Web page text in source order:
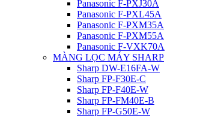
Panasonic F-PXJ30A
Panasonic F-PXL45A
Panasonic F-PXM35A
Panasonic F-PXM55A
Panasonic F-VXK70A
MÀNG LỌC MÁY SHARP
Sharp DW-E16FA-W
Sharp FP-F30E-C
Sharp FP-F40E-W
Sharp FP-FM40E-B
Sharp FP-G50E-W